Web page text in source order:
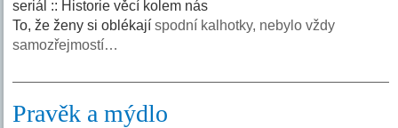
seriál :: Historie věcí kolem nás
To, že ženy si oblékajíspodní kalhotky, nebylo vždy
samozřejmostí…
Pravěk a mýdlo